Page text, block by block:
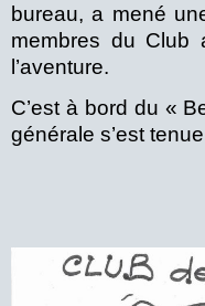
bureau, a mené
membres du Club
l’aventure.
C’est à bord du «
générale s’est